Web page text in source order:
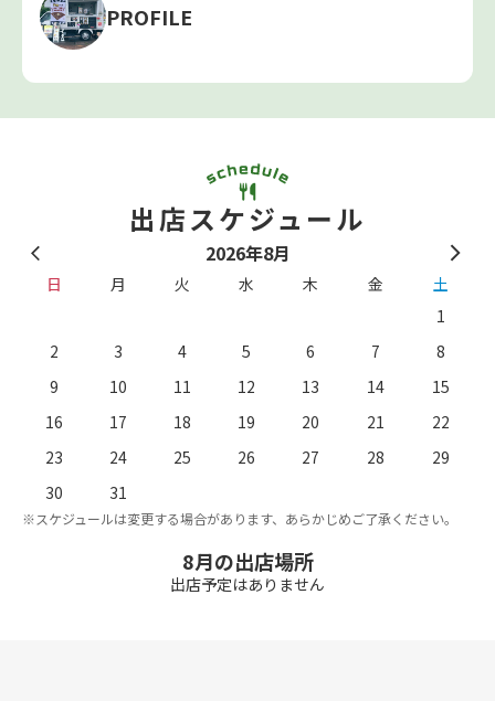
PROFILE
出店スケジュール
2026年8月
日 月 火 水 木 金
土
1
2
3 4 5 6 7
8
9
10 11 12 13 14
15
16
17 18 19 20 21
22
23
24 25 26 27 28
29
30
31
※スケジュールは変更する場合があります、あらかじめご了承ください。
8月の出店場所
出店予定はありません